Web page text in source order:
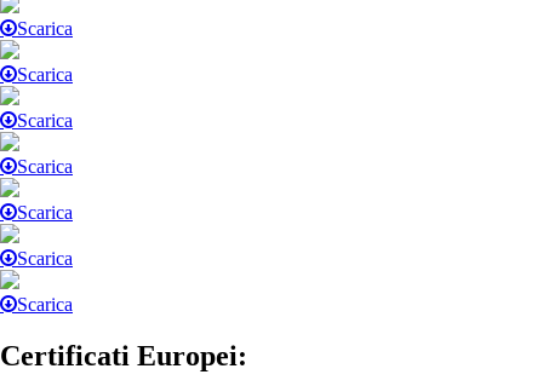
Scarica
Scarica
Scarica
Scarica
Scarica
Scarica
Scarica
Certificati Europei: